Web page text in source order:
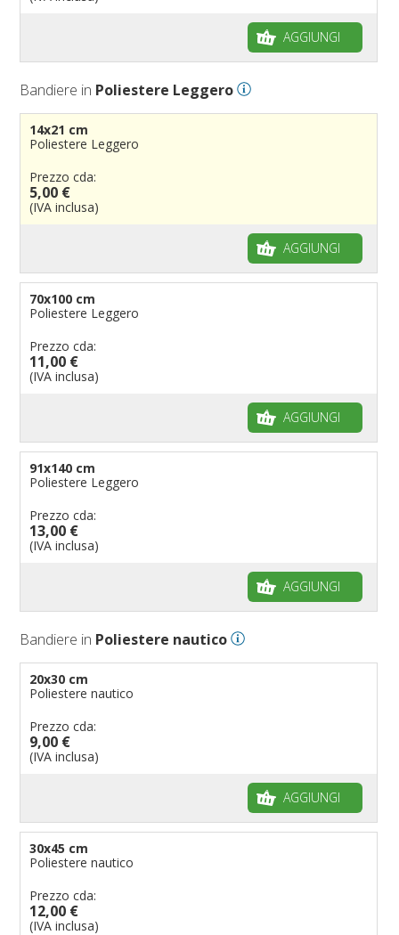
AGGIUNGI
Bandiere in Poliestere Leggero
14x21 cm
Poliestere Leggero
Prezzo cda:
5,00 €
(IVA inclusa)
AGGIUNGI
70x100 cm
Poliestere Leggero
Prezzo cda:
11,00 €
(IVA inclusa)
AGGIUNGI
91x140 cm
Poliestere Leggero
Prezzo cda:
13,00 €
(IVA inclusa)
AGGIUNGI
Bandiere in Poliestere nautico
20x30 cm
Poliestere nautico
Prezzo cda:
9,00 €
(IVA inclusa)
AGGIUNGI
30x45 cm
Poliestere nautico
Prezzo cda:
12,00 €
(IVA inclusa)